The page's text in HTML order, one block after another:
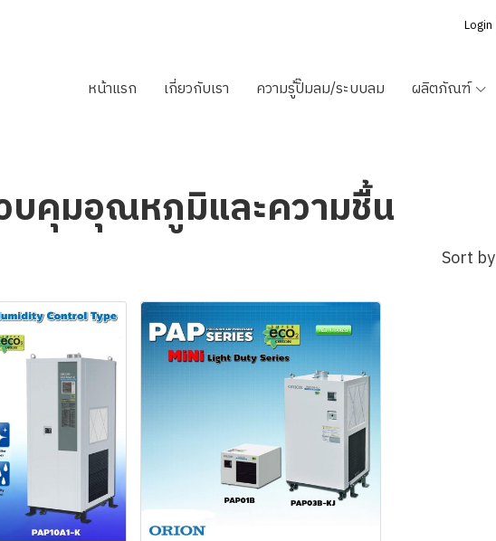
Login
หน้าแรก เกี่ยวกับเรา ความรู้ปั๊มลม/ระบบลม ผลิตภัณฑ์
บคุมอุณหภูมิและความชื้น
Sort by